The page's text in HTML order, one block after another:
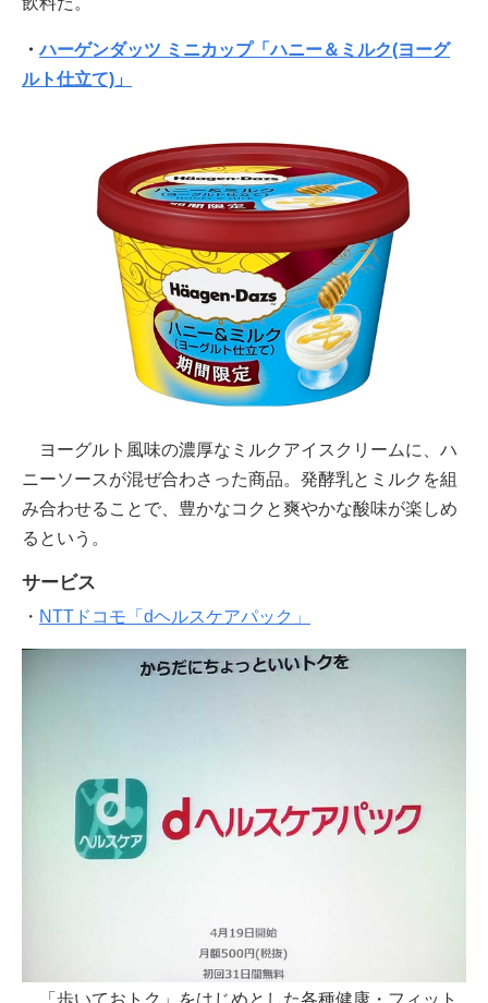
・ハーゲンダッツ ミニカップ「ハニー＆ミルク(ヨーグ
ルト仕立て)」
ヨーグルト風味の濃厚なミルクアイスクリームに、ハ
ニーソースが混ぜ合わさった商品。発酵乳とミルクを組
み合わせることで、豊かなコクと爽やかな酸味が楽しめ
るという。
サービス
・ NTTドコモ「dヘルスケアパック」
「歩いておトク」をはじめとした各種健康・フィット